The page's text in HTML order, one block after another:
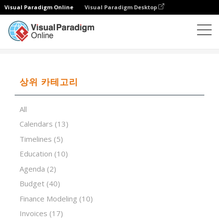
Visual Paradigm Online Visual Paradigm Desktop
상위 카테고리
All
Calendars (13)
Timelines (5)
Education (10)
Agenda (2)
Budget (40)
Finance Modeling (10)
Invoices (17)